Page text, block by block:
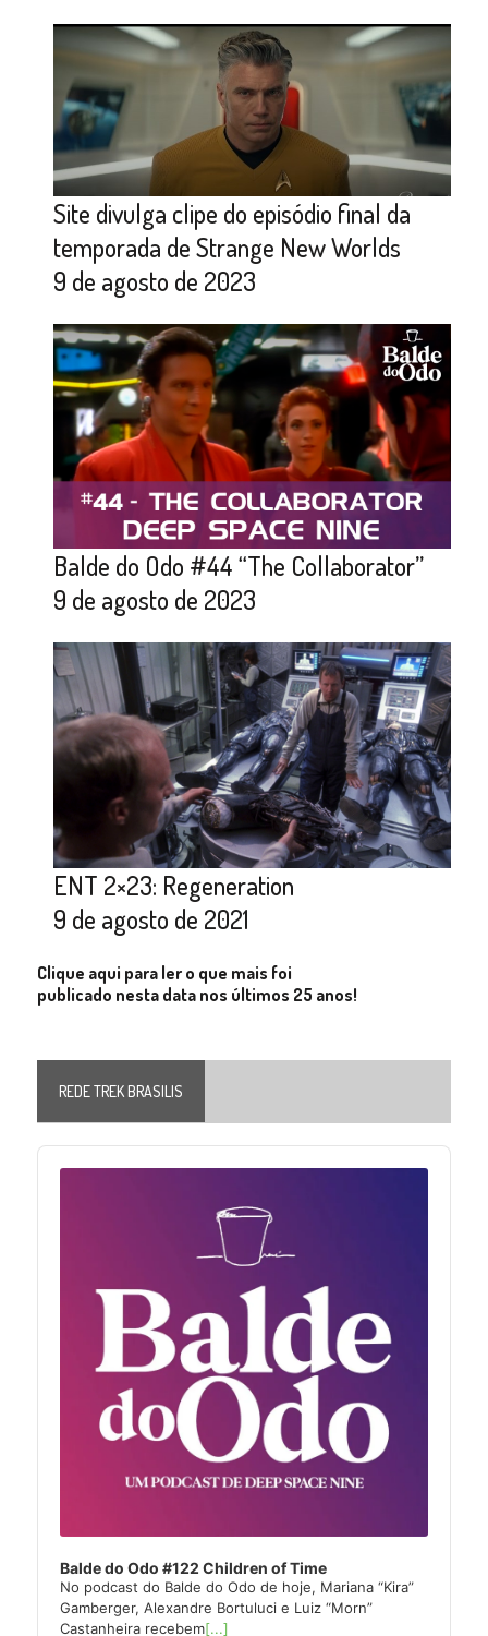
Site divulga clipe do episódio final da
temporada de Strange New Worlds
9 de agosto de 2023
Balde do Odo #44 “The Collaborator”
9 de agosto de 2023
ENT 2×23: Regeneration
9 de agosto de 2021
Clique aqui para ler o que mais foi
publicado nesta data nos últimos 25 anos!
REDE TREK BRASILIS
Audio
Player
Balde do Odo #122 Children of Time
No podcast do Balde do Odo de hoje, Mariana “Kira”
Gamberger, Alexandre Bortuluci e Luiz “Morn”
Castanheira recebem[...]